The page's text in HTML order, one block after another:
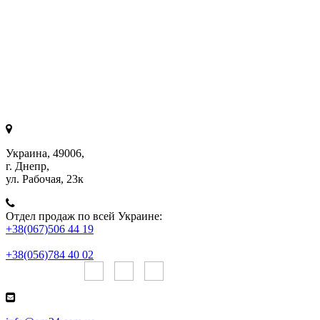
Украина, 49006,
г. Днепр,
ул. Рабочая, 23к
Отдел продаж по всей Украине:
+38(067)506 44 19
+38(056)784 40 02